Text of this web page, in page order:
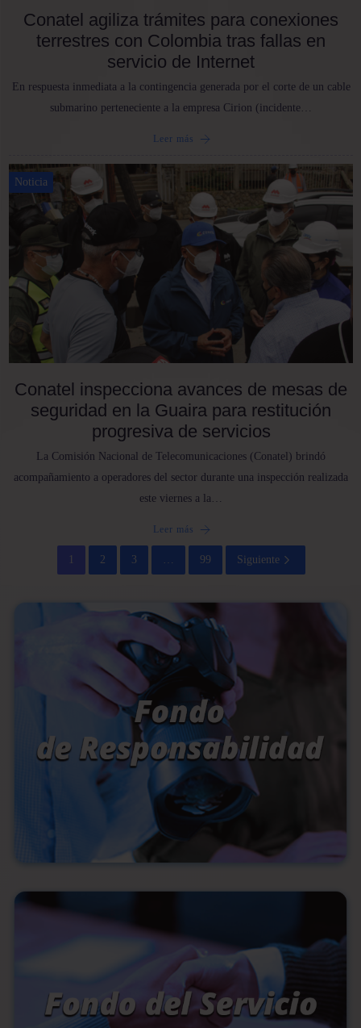
Conatel agiliza trámites para conexiones
terrestres con Colombia tras fallas en
servicio de Internet
En respuesta inmediata a la contingencia generada por el corte de un cable
submarino perteneciente a la empresa Cirion (incidente…
Leer más
Noticia
Conatel inspecciona avances de mesas de
seguridad en la Guaira para restitución
progresiva de servicios
La Comisión Nacional de Telecomunicaciones (Conatel) brindó
acompañamiento a operadores del sector durante una inspección realizada
este viernes a la…
Leer más
2 3 … 99 Siguiente